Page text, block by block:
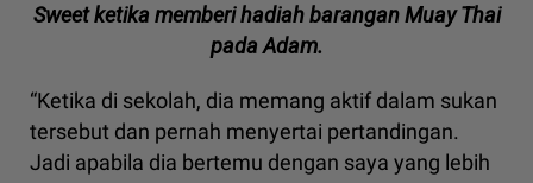
Sweet ketika memberi hadiah barangan Muay Thai
pada Adam.
“Ketika di sekolah, dia memang aktif dalam sukan
tersebut dan pernah menyertai pertandingan.
Jadi apabila dia bertemu dengan saya yang lebih